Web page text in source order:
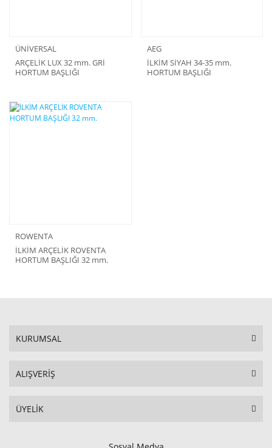
ÜNİVERSAL
ARÇELİK LUX 32 mm. GRİ
HORTUM BAŞLIĞI
AEG
İLKİM SİYAH 34-35 mm.
HORTUM BAŞLIĞI
ROWENTA
İLKİM ARÇELİK ROVENTA
HORTUM BAŞLIĞI 32 mm.
KURUMSAL
ALIŞVERİŞ
ÜYELİK